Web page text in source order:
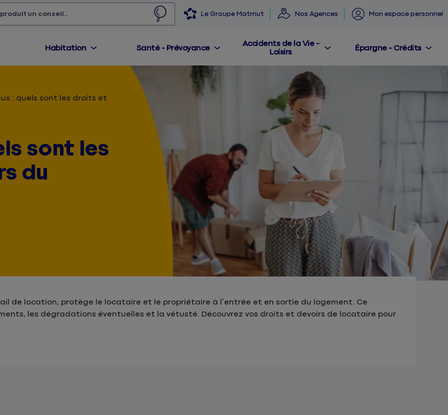
produit,un conseil... Le Groupe Matmut Nos Agences Mon espace personnel
Habitation Santé - Prévoyance
Accidents de la Vie -
Loisirs
Épargne - Crédits
: quels sont les droits et
sont les
du
de location, protège le locataire et le propriétaire à l’entrée et en sortie du logement. Ce
les dégradations éventuelles et la vétusté. Découvrez vos droits et devoirs de locataire pour